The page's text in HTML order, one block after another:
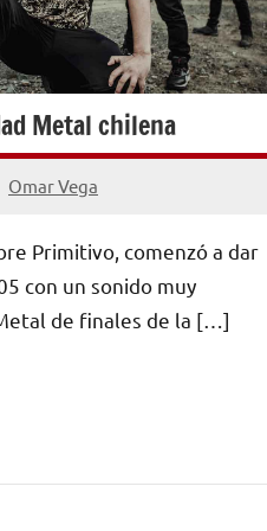
Metal chilena
Omar Vega
Primitivo, comenzó a dar
con un sonido muy
de finales de la […]